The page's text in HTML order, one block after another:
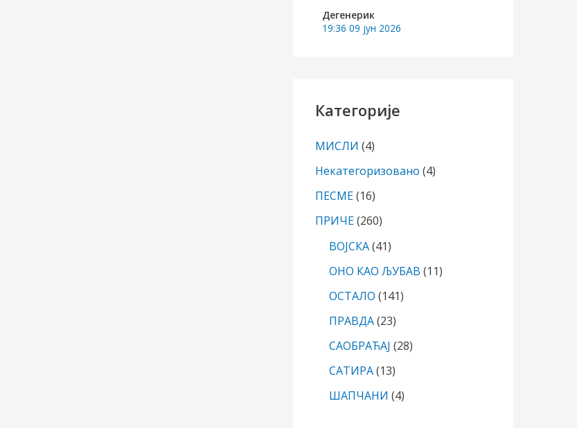
Дегенерик
19:36 09 јун 2026
Категорије
МИСЛИ (4)
Некатегоризовано (4)
ПЕСМЕ(16)
ПРИЧЕ(260)
ВОЈСКА(41)
ОНО КАО ЉУБАВ (11)
ОСТАЛО (141)
ПРАВДА(23)
САОБРАЋАЈ (28)
САТИРА(13)
ШАПЧАНИ (4)